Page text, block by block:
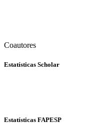
Coautores
Estatísticas Scholar
Estatísticas FAPESP